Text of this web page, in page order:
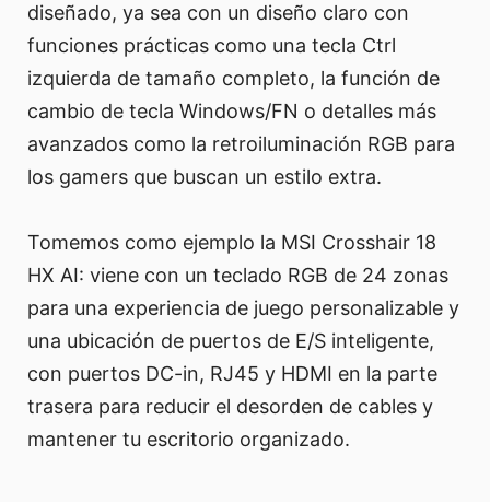
diseñado, ya sea con un diseño claro con
funciones prácticas como una tecla Ctrl
izquierda de tamaño completo, la función de
cambio de tecla Windows/FN o detalles más
avanzados como la retroiluminación RGB para
los gamers que buscan un estilo extra.
Tomemos como ejemplo la MSI Crosshair 18
HX AI: viene con un teclado RGB de 24 zonas
para una experiencia de juego personalizable y
una ubicación de puertos de E/S inteligente,
con puertos DC-in, RJ45 y HDMI en la parte
trasera para reducir el desorden de cables y
mantener tu escritorio organizado.